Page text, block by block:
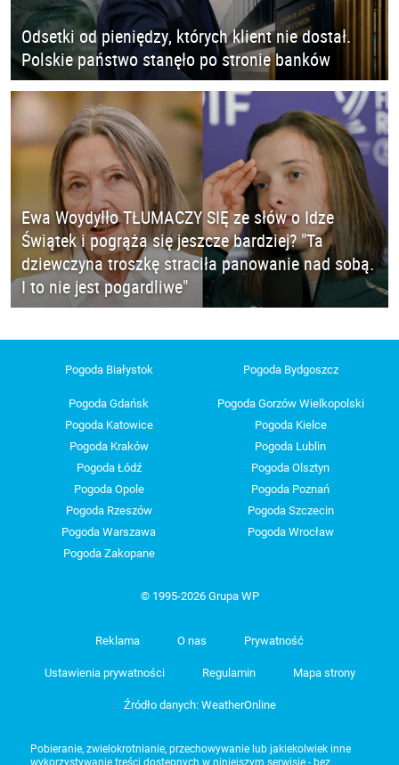
Odsetki od pieniędzy, których klient nie dostał.
Polskie państwo stanęło po stronie banków
Ewa Woydyłło TŁUMACZY SIĘ ze słów o Idze
Świątek i pogrąża się jeszcze bardziej? "Ta
dziewczyna troszkę straciła panowanie nad sobą.
I to nie jest pogardliwe"
Pogoda Białystok Pogoda Bydgoszcz
Pogoda Gdańsk
Pogoda Gorzów Wielkopolski
Pogoda Katowice
Pogoda Kielce
Pogoda Kraków
Pogoda Lublin
Pogoda Łódź
Pogoda Olsztyn
Pogoda Opole
Pogoda Poznań
Pogoda Rzeszów
Pogoda Szczecin
Pogoda Warszawa
Pogoda Wrocław
Pogoda Zakopane
© 1995-2026 Grupa WP
Reklama O nas Prywatność
Ustawienia prywatności Regulamin Mapa strony
Źródło danych: WeatherOnline
Pobieranie, zwielokrotnianie, przechowywanie lub jakiekolwiek inne
wykorzystywanie treści dostępnych w niniejszym serwisie - bez